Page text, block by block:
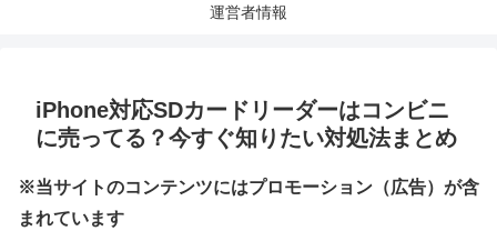
運営者情報
iPhone対応SDカードリーダーはコンビニ
に売ってる？今すぐ知りたい対処法まとめ
※当サイトのコンテンツにはプロモーション（広告）が含
まれています